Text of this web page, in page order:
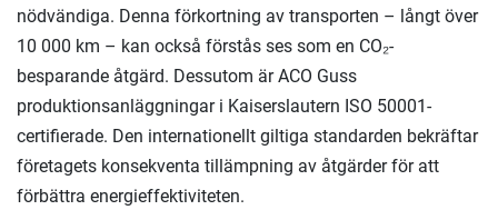
nödvändiga. Denna förkortning av transporten – långt över
10 000 km – kan också förstås ses som en CO₂-
besparande åtgärd. Dessutom är ACO Guss
produktionsanläggningar i Kaiserslautern ISO 50001-
certifierade. Den internationellt giltiga standarden bekräftar
företagets konsekventa tillämpning av åtgärder för att
förbättra energieffektiviteten.